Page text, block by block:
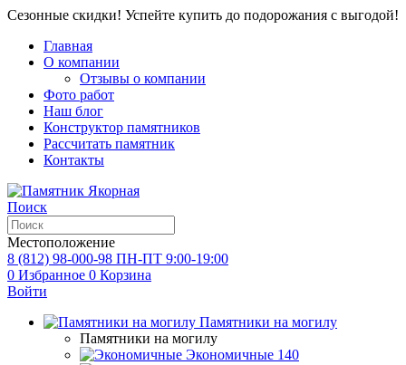
Сезонные скидки! Успейте купить до подорожания с выгодой!
Главная
О компании
Отзывы о компании
Фото работ
Наш блог
Конструктор памятников
Рассчитать памятник
Контакты
Поиск
Местоположение
8 (812) 98-000-98 ПН-ПТ 9:00-19:00
0 Избранное 0 Корзина
Войти
Памятники на могилу
Памятники на могилу
Экономичные 140